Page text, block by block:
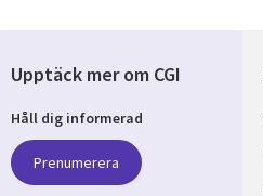
Upptäck mer om CGI
Håll dig informerad
Prenumerera